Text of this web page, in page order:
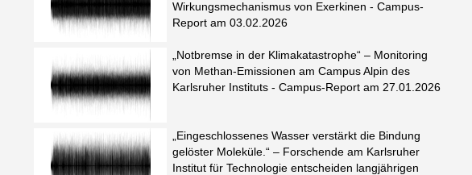
Wirkungsmechanismus von Exerkinen - Campus-
Report am 03.02.2026
„Notbremse in der Klimakatastrophe“ – Monitoring
von Methan-Emissionen am Campus Alpin des
Karlsruher Instituts - Campus-Report am 27.01.2026
„Eingeschlossenes Wasser verstärkt die Bindung
gelöster Moleküle.“ – Forschende am Karlsruher
Institut für Technologie entscheiden langjährigen